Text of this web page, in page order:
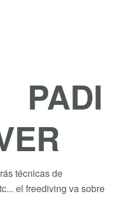
PADI
técnicas de
el freediving va sobre